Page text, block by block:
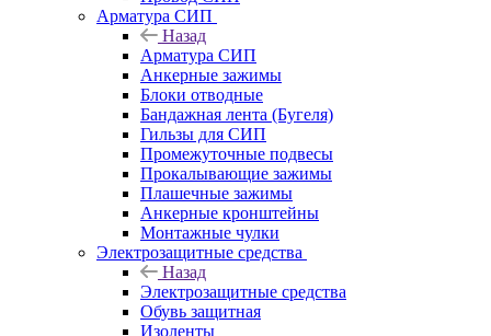
Арматура СИП
Назад
Арматура СИП
Анкерные зажимы
Блоки отводные
Бандажная лента (Бугеля)
Гильзы для СИП
Промежуточные подвесы
Прокалывающие зажимы
Плашечные зажимы
Анкерные кронштейны
Монтажные чулки
Электрозащитные средства
Назад
Электрозащитные средства
Обувь защитная
Изоленты